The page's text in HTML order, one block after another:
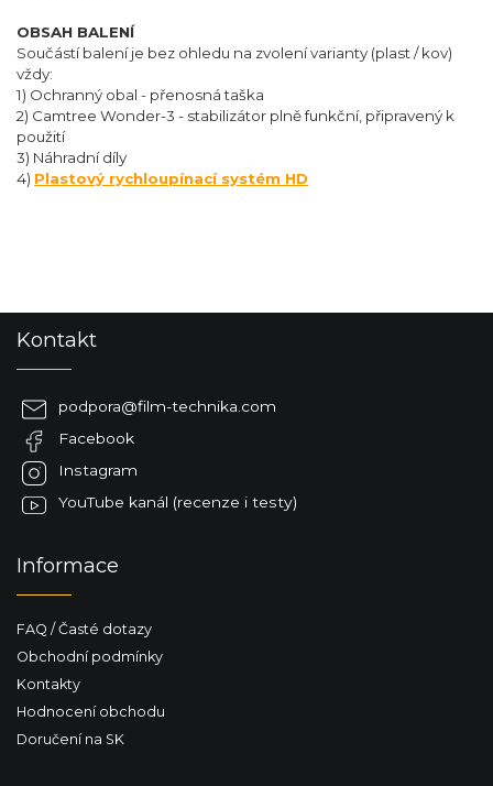
OBSAH BALENÍ
Součástí balení je bez ohledu na zvolení varianty (plast / kov)
vždy:
1) Ochranný obal - přenosná taška
2) Camtree Wonder-3 - stabilizátor plně funkční, připravený k
použití
3) Náhradní díly
4) Plastový rychloupínací systém HD
Kontakt
podpora@film-technika.com
Facebook
Instagram
YouTube kanál (recenze i testy)
Informace
FAQ / Časté dotazy
Obchodní podmínky
Kontakty
Hodnocení obchodu
Doručení na SK